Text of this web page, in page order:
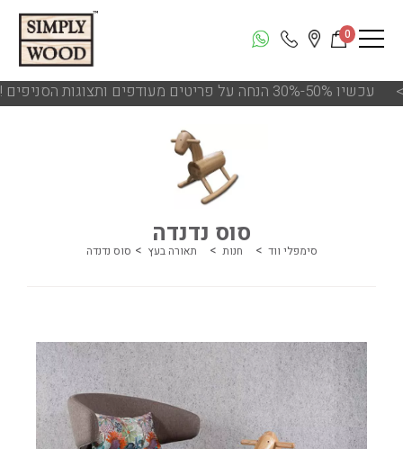
0
<< 30% הנחה על פריטים מעודפים ותצוגות הסניפים
סוס נדנדה
סימפלי ווד חנות תאורה בעץ סוס נדנדה